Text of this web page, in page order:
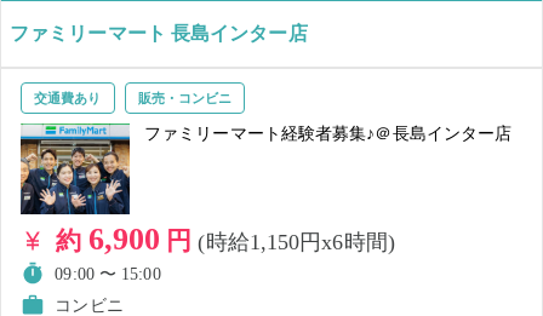
ファミリーマート 長島インター店
交通費あり 販売・コンビニ
ファミリーマート経験者募集♪＠長島インター店
約 6,900 円(時給1,150円x6時間)
09:00 〜 15:00
コンビニ